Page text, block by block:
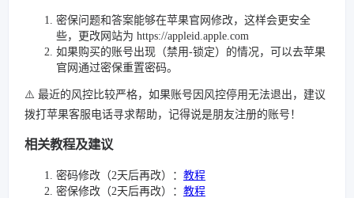
密保问题和答案能够在苹果官网修改，这样会更安全
些，更改网站为 https://appleid.apple.com
如果购买的账号出现（禁用-锁定）的情况，可以去苹果
官网通过密保重置密码。
⚠️ 最近的风控比较严格，如果账号因风控停用无法退出，建议
拨打苹果客服电话寻求帮助，记得说是朋友注册的账号！
相关教程及建议
密码修改（2天后再改）： 教程
密保修改（2天后再改）： 教程